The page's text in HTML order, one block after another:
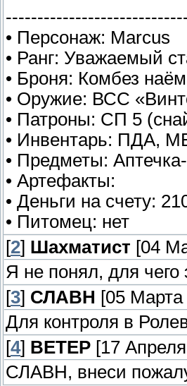
• Персонаж: Marcus
• Ранг: Уважаемый
• Броня: Комбез
• Оружие: ВСС
• Патроны: СП 5
• Инвентарь: ПДА,
• Предметы:
• Артефакты:
• Деньги на счету:
• Питомец: нет
[2] Шахматист [04
Я не понял, для чего
[3] СЛАВН [05 Марта
Для контроля в
[4] ВЕТЕР [17
СЛАВН, внеси